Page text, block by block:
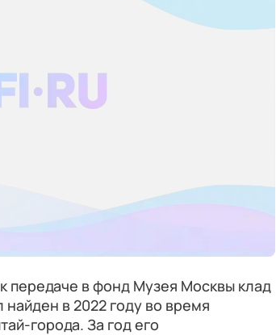
передаче в фонд Музея Москвы клад
в 2022 году во время
города. За год его